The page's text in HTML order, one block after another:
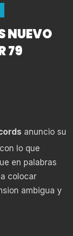
NUEVO
79
anuncio su
con lo que
en palabras
colocar
ambigua y